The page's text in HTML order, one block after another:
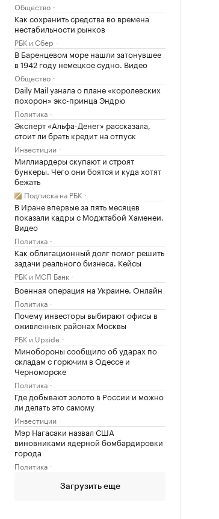
Общество
Как сохранить средства во времена
нестабильности рынков
РБК и Сбер
В Баренцевом море нашли затонувшее
в 1942 году немецкое судно. Видео
Общество
Daily Mail узнала о плане «королевских
похорон» экс-принца Эндрю
Политика
Эксперт «Альфа-Денег» рассказала,
стоит ли брать кредит на отпуск
Инвестиции
Миллиардеры скупают и строят
бункеры. Чего они боятся и куда хотят
бежать
Подписка на РБК
В Иране впервые за пять месяцев
показали кадры с Моджтабой Хаменеи.
Видео
Политика
Как облигационный долг помог решить
задачи реального бизнеса. Кейсы
РБК и МСП Банк
Военная операция на Украине. Онлайн
Политика
Почему инвесторы выбирают офисы в
оживленных районах Москвы
РБК и Upside
Минобороны сообщило об ударах по
складам с горючим в Одессе и
Черноморске
Политика
Где добывают золото в России и можно
ли делать это самому
Инвестиции
Мэр Нагасаки назвал США
виновниками ядерной бомбардировки
города
Политика
Загрузить еще